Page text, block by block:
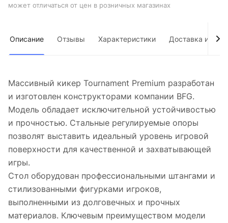
может отличаться от цен в розничных магазинах
Описание Отзывы Характеристики Доставка и
Массивный кикер Tournament Premium разработан
и изготовлен конструкторами компании BFG.
Модель обладает исключительной устойчивостью
и прочностью. Стальные регулируемые опоры
позволят выставить идеальный уровень игровой
поверхности для качественной и захватывающей
игры.
Стол оборудован профессиональными штангами и
стилизованными фигурками игроков,
выполненными из долговечных и прочных
материалов. Ключевым преимуществом модели